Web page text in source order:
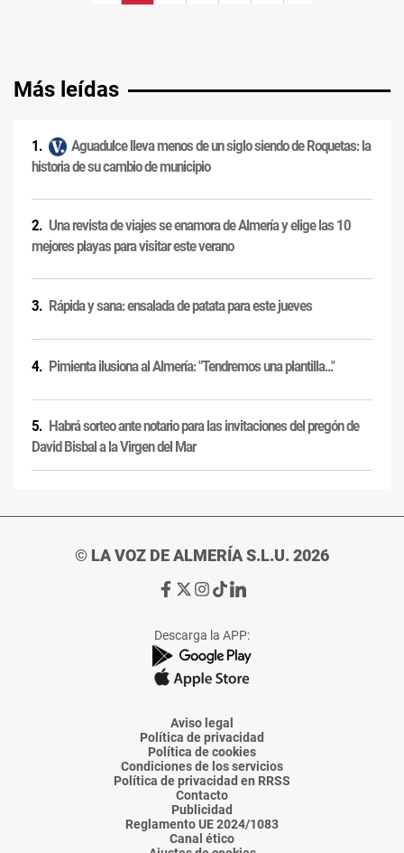
Más leídas
Aguadulce lleva menos de un siglo siendo de Roquetas: la
historia de su cambio de municipio
Una revista de viajes se enamora de Almería y elige las 10
mejores playas para visitar este verano
Rápida y sana: ensalada de patata para este jueves
Pimienta ilusiona al Almería: "Tendremos una plantilla..."
Habrá sorteo ante notario para las invitaciones del pregón de
David Bisbal a la Virgen del Mar
© LA VOZ DE ALMERÍA S.L.U. 2026
Ir
de
La
Voz
Almería
Ir
de
La
Voz
Almería
Ir
de
La
Voz
Almería
Ir
de
La
Voz
Almería
Ir
de
La
Voz
Descarga la APP:
Aviso legal
Política de privacidad
Política de cookies
Condiciones de los servicios
Política de privacidad en RRSS
Contacto
Publicidad
Reglamento UE 2024/1083
Canal ético